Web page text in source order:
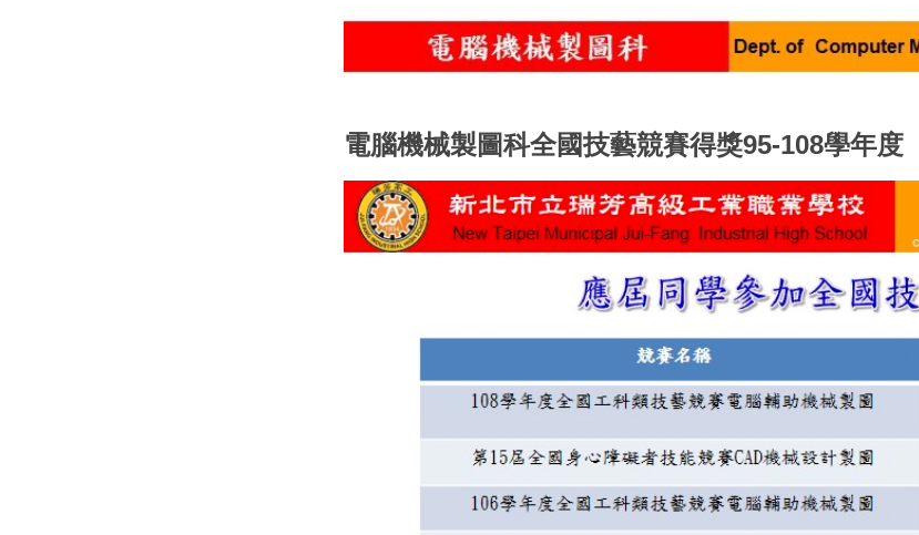
電腦機械製圖科全國技藝競賽得獎95-108學年度